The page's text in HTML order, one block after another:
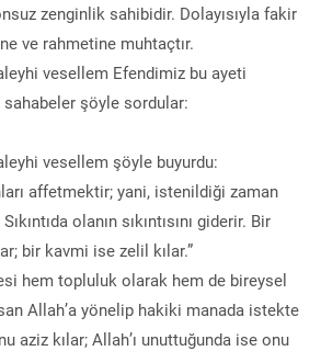
zenginlik sahibidir. Dolayısıyla fakir
ve rahmetine muhtaçtır.
vesellem Efendimiz bu ayeti
şöyle sordular:
vesellem şöyle buyurdu:
affetmektir; yani, istenildiği zaman
olanın sıkıntısını giderir. Bir
bir kavmi ise zelil kılar.”
hem topluluk olarak hem de bireysel
Allah’a yönelip hakiki manada istekte
aziz kılar; Allah’ı unuttuğunda ise onu